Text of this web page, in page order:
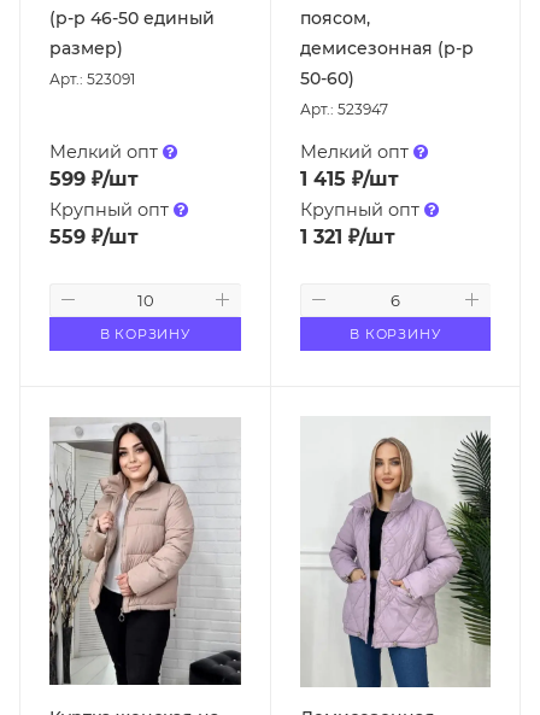
(р-р 46-50 единый
размер)
Арт.: 523091
Мелкий опт
599 ₽/шт
Крупный опт
559 ₽/шт
В КОРЗИНУ
поясом,
демисезонная (р-р
50-60)
Арт.: 523947
Мелкий опт
1 415 ₽/шт
Крупный опт
1 321 ₽/шт
В КОРЗИНУ